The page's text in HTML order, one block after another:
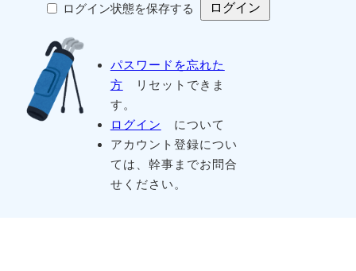
ログイン状態を保存する
パスワードを忘れた
方 リセットできま
す。
ログイン
について
アカウント登録につい
ては、幹事までお問合
せください。